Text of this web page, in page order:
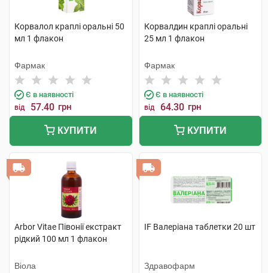
Корвалол краплі оральні 50
мл 1 флакон
Фармак
Є в наявності
від 57.40 грн
КУПИТИ
Корвалдин краплі оральні
25 мл 1 флакон
Фармак
Є в наявності
від 64.30 грн
КУПИТИ
Arbor Vitae Півонії екстракт
рідкий 100 мл 1 флакон
Віола
IF Валеріана таблетки 20 шт
Здравофарм